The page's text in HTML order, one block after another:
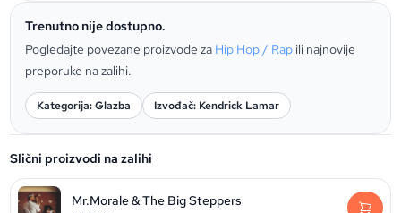
Trenutno nije dostupno.
Pogledajte povezane proizvode za Hip Hop / Rap ili najnovije
preporuke na zalihi.
Kategorija: Glazba Izvođač: Kendrick Lamar
Slični proizvodi na zalihi
Mr.Morale & The Big Steppers